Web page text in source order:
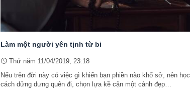
Làm một người yên tịnh từ bi
Thứ năm 11/04/2019, 23:18
Nếu trên đời này có việc gì khiến bạn phiền não khổ sở, nên học
cách dửng dưng quên đi, chọn lựa kề cận một cảnh đẹp…